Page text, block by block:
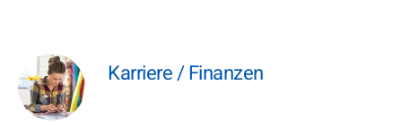
Karriere / Finanzen